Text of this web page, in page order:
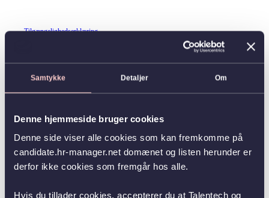
Samtykke Detaljer Om
Denne hjemmeside bruger cookies
Denne side viser alle cookies som kan fremkomme på
candidate.hr-manager.net domænet og listen herunder er
derfor ikke cookies som fremgår hos alle.
Hvis du tillader cookies, accepterer du at Talentech og
Tilgængelighedserklæring